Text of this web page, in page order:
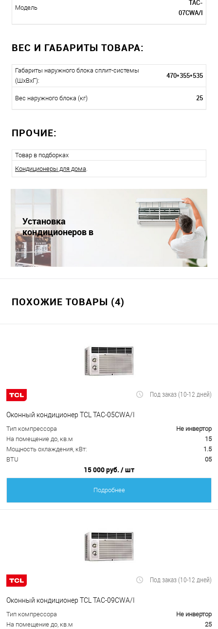
Модель
TAC-
07CWA/I
ВЕС И ГАБАРИТЫ ТОВАРА:
Габариты наружного блока сплит-системы
(ШxВxГ):
470*355*535
Вес наружного блока (кг) 25
ПРОЧИЕ:
Товар в подборках
Кондиционеры для дома.
Установка
кондиционеров в
Краснодаре
ПОХОЖИЕ ТОВАРЫ (4)
Под заказ (10-12 дней)
Оконный кондиционер TCL TAC-05CWA/I
Тип компрессора
Не инвертор
На помещение до, кв.м
15
Мощность охлаждения, кВт:
1.5
BTU
05
15 000 руб. / шт
Подробнее
Под заказ (10-12 дней)
Оконный кондиционер TCL TAC-09CWA/I
Тип компрессора
Не инвертор
На помещение до, кв.м
25